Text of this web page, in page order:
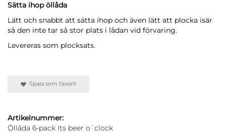
Sätta ihop öllåda
Lätt och snabbt att sätta ihop och även lätt att plocka isär
så den inte tar så stor plats i lådan vid förvaring.
Levereras som plocksats.
Spara som favorit
Artikelnummer:
Öllåda 6-pack Its beer o´clock